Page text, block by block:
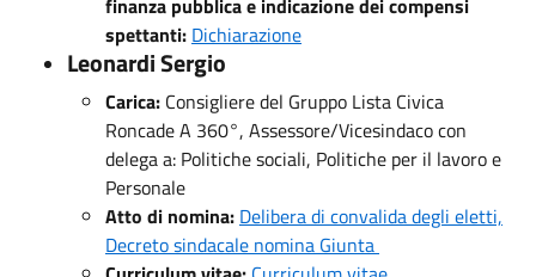
spettanti: Dichiarazione
Leonardi Sergio
Carica: Consigliere del Gruppo Lista Civica
Roncade A 360°, Assessore/Vicesindaco con
delega a: Politiche sociali, Politiche per il lavoro e
Personale
Atto di nomina: Delibera di convalida degli eletti,
Decreto sindacale nomina Giunta